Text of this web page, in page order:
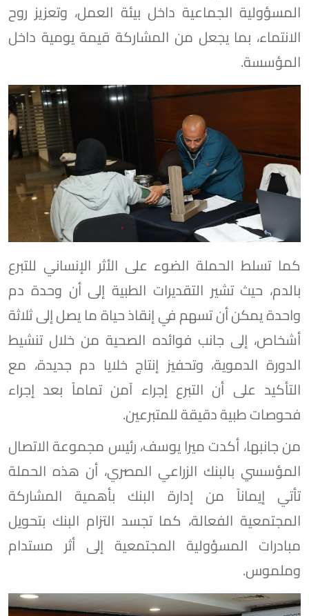
المسؤولية الجماعية داخل بيئة العمل، وتعزيز روح
الانتماء، بما يجعل من المشاركة قيمة يومية داخل
المؤسسة.
كما تسلط الحملة الضوء على الأثر الإنساني للتبرع
بالدم، حيث تشير التقديرات الطبية إلى أن وحدة دم
واحدة يمكن أن تسهم في إنقاذ حياة ما يصل إلى ثلاثة
أشخاص، إلى جانب فوائده الصحية من خلال تنشيط
الدورة الدموية، وتحفيز إنتاج خلايا دم جديدة، مع
التأكيد على أن التبرع إجراء آمن تماماً بعد إجراء
فحوصات طبية دقيقة للمتبرعين.
من جانبها، أكدت ميرا يوسف، رئيس مجموعة الاتصال
المؤسسي بالبنك الزراعي المصري، أن هذه الحملة
تأتي إيماناً من إدارة البنك بأهمية المشاركة
المجتمعية الفعالة، كما تجسد التزام البنك بتحويل
مبادرات المسؤولية المجتمعية إلى أثر مستدام
وملموس.